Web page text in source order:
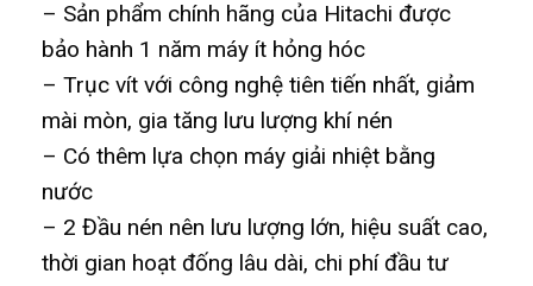
– Sản phẩm chính hãng của Hitachi được
bảo hành 1 năm máy ít hỏng hóc
– Trục vít với công nghệ tiên tiến nhất, giảm
mài mòn, gia tăng lưu lượng khí nén
– Có thêm lựa chọn máy giải nhiệt bằng
nước
– 2 Đầu nén nên lưu lượng lớn, hiệu suất cao,
thời gian hoạt đống lâu dài, chi phí đầu tư